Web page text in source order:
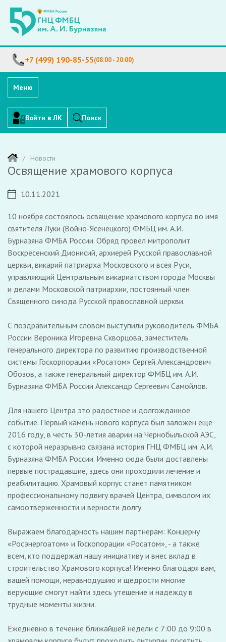
+7 (499) 190-85-55(08:00 - 20:00)
Меню
Войти в ЛК Поиск
Новости
Освящение храмового корпуса
10.11.2021
10 ноября состоялось освящение храмового корпуса во имя
святителя Луки (Войно-Ясенецкого) ФМБЦ им. А.И.
Бурназяна ФМБА России. Обряд провел митрополит
Воскресенский Дионисий, архиерей Русской православной
церкви, викарий патриарха Московского и всея Руси,
управляющий Центральным викариатством города Москвы
и делами Московской патриархии, постоянный член
Священного синода Русской православной церкви.
С поздравительным словом выступили руководитель ФМБА
России Вероника Игоревна Скворцова, заместитель
генерального директора по развитию производственной
системы Госкорпорации «Росатом» Сергей Александрович
Обозов, а также генеральный директор ФМБЦ им. А.И.
Бурназяна ФМБА России Александр Сергеевич Самойлов.
Для нашего Центра это радостное и долгожданное
событие. Первый камень нового корпуса был заложен еще
2016 году, в честь 30-летия аварии на Чернобыльской АЭС,
с которой неразрывно связана история ГНЦ ФМБЦ им. А.И.
Бурназяна ФМБА России. Именно сюда были доставлены
первые пострадавшие, здесь они проходили лечение и
реабилитацию. Храмовый корпус станет памятником
профессиональному подвигу врачей Центра, символом их
самоотверженности и верности долгу.
Выражаем благодарность нашим партнерам: Концерну
«Росэнергоатом» и Госкопорации «Росатом», - а также
всем, кто поддержал нашу инициативу и внес вклад в
строительство Храмового корпуса! Именно благодаря вам,
вашей помощи, неравнодушию и щедрости многие
верующие смогут найти здесь утешение и надежду в
трудные моменты жизни.
Ежедневно в течение ближайшей недели с 7:00 до 9:00 в